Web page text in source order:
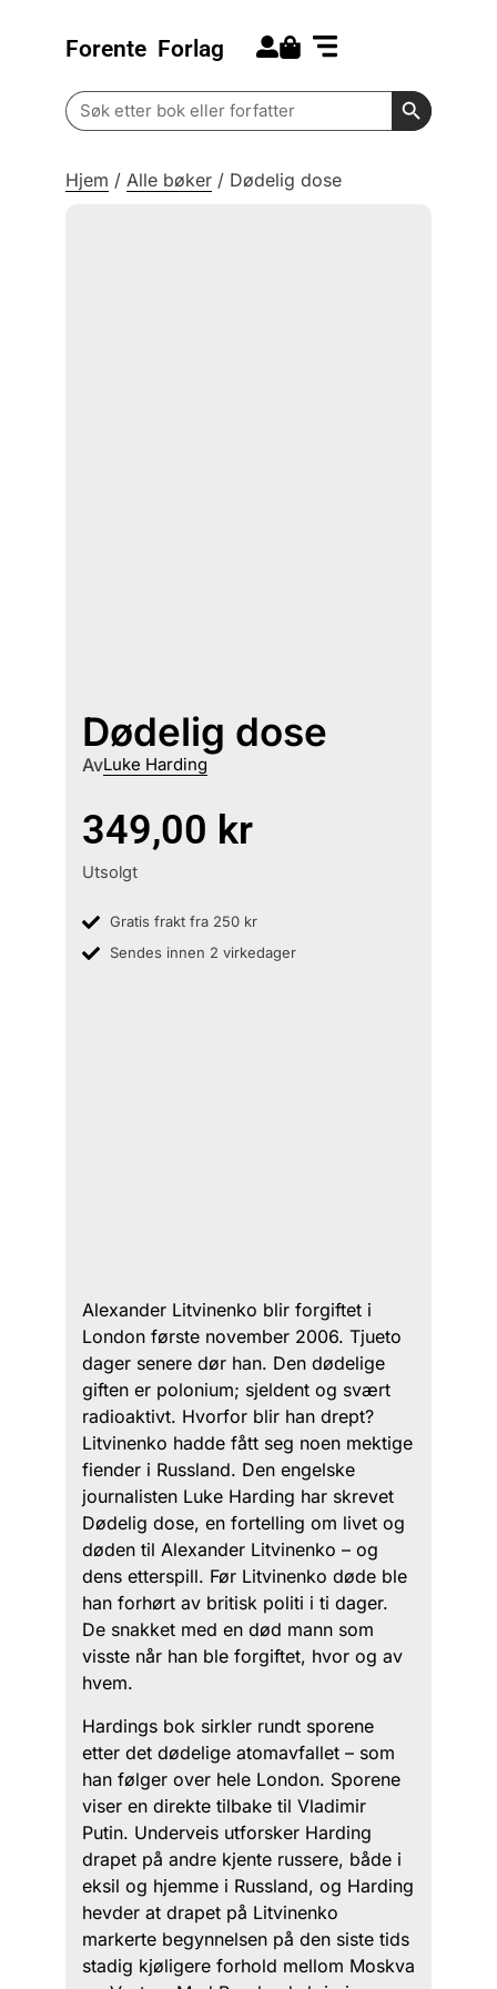
Forente Forlag
Search
for:
Search
Hjem / Alle bøker / Dødelig dose
Dødelig dose
AvLuke Harding
349,00 kr
Utsolgt
Gratis frakt fra 250 kr
Sendes innen 2 virkedager
Alexander Litvinenko blir forgiftet i
London første november 2006. Tjueto
dager senere dør han. Den dødelige
giften er polonium; sjeldent og svært
radioaktivt. Hvorfor blir han drept?
Litvinenko hadde fått seg noen mektige
fiender i Russland. Den engelske
journalisten Luke Harding har skrevet
Dødelig dose, en fortelling om livet og
døden til Alexander Litvinenko – og
dens etterspill. Før Litvinenko døde ble
han forhørt av britisk politi i ti dager.
De snakket med en død mann som
visste når han ble forgiftet, hvor og av
hvem.
Hardings bok sirkler rundt sporene
etter det dødelige atomavfallet – som
han følger over hele London. Sporene
viser en direkte tilbake til Vladimir
Putin. Underveis utforsker Harding
drapet på andre kjente russere, både i
eksil og hjemme i Russland, og Harding
hevder at drapet på Litvinenko
markerte begynnelsen på den siste tids
stadig kjøligere forhold mellom Moskva